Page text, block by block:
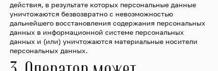
действия, в результате которых персональные данные
уничтожаются безвозвратно с невозможностью
дальнейшего восстановления содержания персональных
данных в информационной системе персональных
данных и (или) уничтожаются материальные носители
персональных данных.